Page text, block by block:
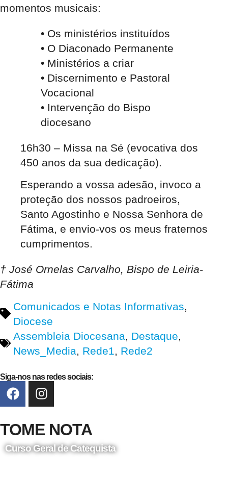
momentos musicais:
• Os ministérios instituídos
• O Diaconado Permanente
• Ministérios a criar
• Discernimento e Pastoral
Vocacional
• Intervenção do Bispo
diocesano
16h30 – Missa na Sé (evocativa dos
450 anos da sua dedicação).
Esperando a vossa adesão, invoco a
proteção dos nossos padroeiros,
Santo Agostinho e Nossa Senhora de
Fátima, e envio-vos os meus fraternos
cumprimentos.
† José Ornelas Carvalho, Bispo de Leiria-
Fátima
Comunicados e Notas Informativas,
Diocese
Assembleia Diocesana, Destaque,
News_Media, Rede1, Rede2
Siga-nos nas redes sociais:
TOME NOTA
Curso Geral de Catequista